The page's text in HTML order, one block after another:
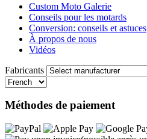
Custom Moto Galerie
Conseils pour les motards
Conversion: conseils et astuces
À propos de nous
Vidéos
Fabricants
Méthodes de paiement